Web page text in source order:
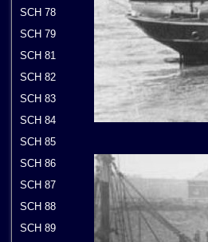
SCH 78
SCH 79
SCH 81
SCH 82
SCH 83
SCH 84
SCH 85
SCH 86
SCH 87
SCH 88
SCH 89